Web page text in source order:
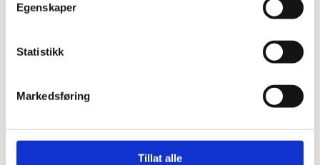
Egenskaper
Statistikk
Markedsføring
Tillat alle